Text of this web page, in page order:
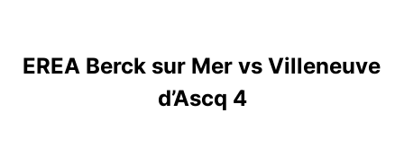
EREA Berck sur Mer vs Villeneuve
d’Ascq 4